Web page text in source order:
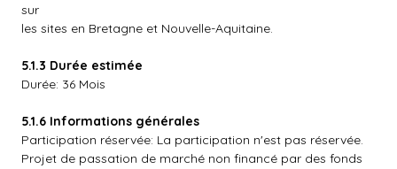
sur
les sites en Bretagne et Nouvelle-Aquitaine.
5.1.3 Durée estimée
Durée: 36 Mois
5.1.6 Informations générales
Participation réservée: La participation n'est pas réservée.
Projet de passation de marché non financé par des fonds